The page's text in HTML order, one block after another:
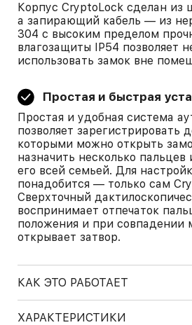
Корпус CryptoLock сделан из
а запирающий кабель — из
304 с высоким пределом
влагозащиты IP54 позволяет
использовать замок вне
Простая и быстрая
Простая и удобная система
позволяет зарегистрировать
которыми можно открыть
назначить несколько пальцев
его всей семьей. Для
понадобится — только сам
Сверхточный
воспринимает отпечаток
положения и при совпадении
открывает затвор.
КАК ЭТО РАБОТАЕТ
ХАРАКТЕРИСТИКИ